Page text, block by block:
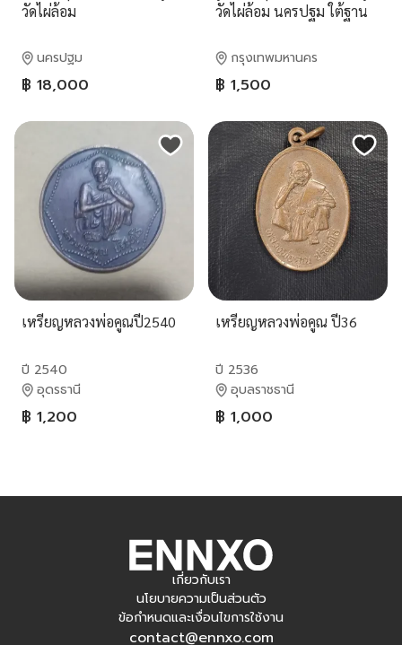
วัดไผ่ล้อม
นครปฐม
฿ 18,000
วัดไผ่ล้อม นครปฐม ใต้ฐาน
กรุงเทพมหานคร
฿ 1,500
เหรียญหลวงพ่อคูณปี2540
ปี 2540
อุดรธานี
฿ 1,200
เหรียญหลวงพ่อคูณ ปี36
ปี 2536
อุบลราชธานี
฿ 1,000
เกี่ยวกับเรา
นโยบายความเป็นส่วนตัว
ข้อกำหนดและเงื่อนไขการใช้งาน
contact@ennxo.com